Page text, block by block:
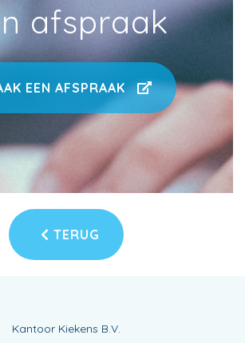
afspraak
EEN AFSPRAAK
TERUG
Kantoor Kiekens B.V.